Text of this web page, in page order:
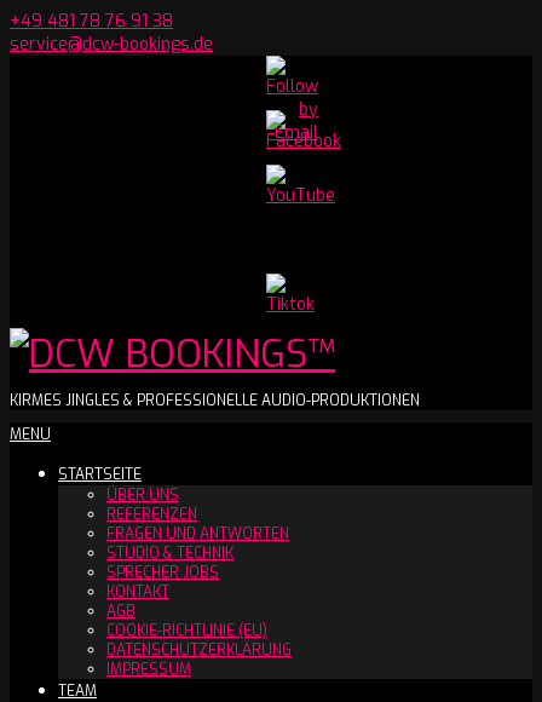
Skip
to
+49 481 78 76 91 38
service@dcw-bookings.de
Youtube
Channel
DCW
BOOKINGS™
KIRMES JINGLES & PROFESSIONELLE AUDIO-PRODUKTIONEN
Secondary
Menu
MENU
STARTSEITE
ÜBER UNS
REFERENZEN
FRAGEN UND ANTWORTEN
STUDIO & TECHNIK
SPRECHER JOBS
KONTAKT
AGB
COOKIE-RICHTLINIE (EU)
DATENSCHUTZERKLÄRUNG
IMPRESSUM
TEAM